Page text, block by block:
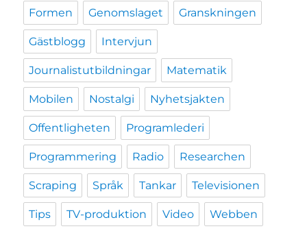
Formen Genomslaget Granskningen
Gästblogg Intervjun
Journalistutbildningar Matematik
Mobilen Nostalgi Nyhetsjakten
Offentligheten Programlederi
Programmering Radio Researchen
Scraping Språk Tankar Televisionen
Tips TV-produktion Video Webben